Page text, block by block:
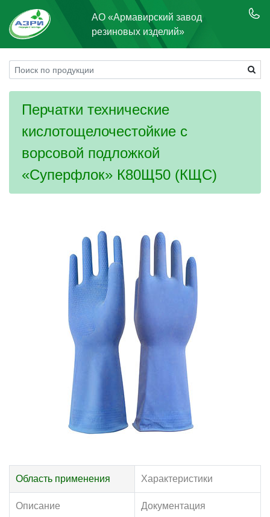
АО «Армавирский завод
резиновых изделий»
Перчатки технические
кислотощелочестойкие с
ворсовой подложкой
«Суперфлок» К80Щ50 (КЩС)
Область применения Характеристики
Описание Документация